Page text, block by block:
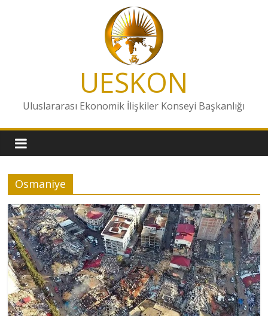
UESKON
Uluslararası Ekonomik İlişkiler Konseyi Başkanlığı
Osmaniye